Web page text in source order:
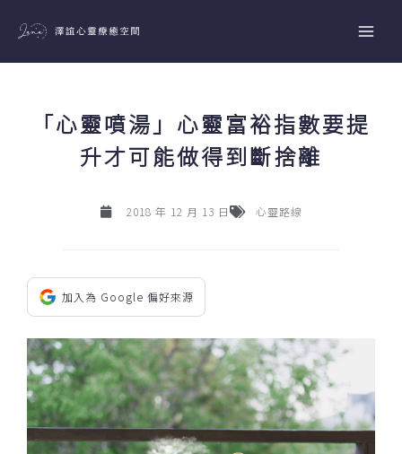
主
「心靈噴湯」心靈富裕指數要提
升才可能做得到斷捨離
2018 年 12 月 13 日 心靈路線
加入為 Google 偏好來源